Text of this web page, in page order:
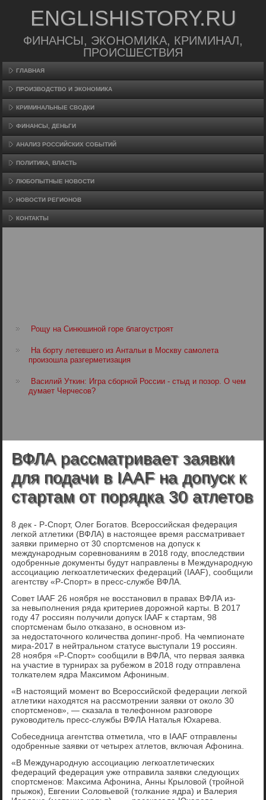
ENGLISHISTORY.RU
ФИНАНСЫ, ЭКОНОМИКА, КРИМИНАЛ,
ПРОИСШЕСТВИЯ
ГЛАВНАЯ
ПРОИЗВΟДСТВО И ЭКОНОМИКА
КРИМИНАЛЬНЫЕ СВОДКИ
ФИНАНСЫ, ДЕНЬГИ
АНАЛИЗ РОССИЙСКИХ СОБЫТИЙ
ПОЛИТИКА, ВЛАСТЬ
ЛЮБОПЫТНЫЕ НОВОСТИ
НОВОСТИ РЕГИОНОВ
КОНТАКТЫ
Рощу на Синюшиной горе благоустроят
На борту летевшего из Антальи в Москву самолета
произошла разгерметизация
Василий Уткин: Игра сборной России - стыд и позор. О чем
думает Черчесов?
ВФЛА рассматривает заявки
для подачи в IAAF на допуск к
стартам от порядка 30 атлетов
8 дек - Р-Спорт, Олег Богатов. Всероссийская федерация
легкой атлетики (ВФЛА) в настоящее время рассматривает
заявки примерно от 30 спортсменов на допуск к
международным соревнованиям в 2018 году, впоследствии
одобренные документы будут направлены в Международную
ассоциацию легкоатлетических федераций (IAAF), сообщили
агентству «Р-Спорт» в пресс-службе ВФЛА.
Совет IAAF 26 ноября не восстановил в правах ВФЛА из-
за невыполнения ряда критериев дорожной карты. В 2017
году 47 россиян получили допуск IAAF к стартам, 98
спортсменам было отказано, в основном из-
за недостаточного количества допинг-проб. На чемпионате
мира-2017 в нейтральном статусе выступали 19 россиян.
28 ноября «Р-Спорт» сообщили в ВФЛА, что первая заявка
на участие в турнирах за рубежом в 2018 году отправлена
толкателем ядра Максимом Афониным.
«В настоящий момент во Всероссийской федерации легкой
атлетики находятся на рассмотрении заявки от около 30
спортсменов», — сказала в телефонном разговоре
руководитель пресс-службы ВФЛА Наталья Юхарева.
Собеседница агентства отметила, что в IAAF отправлены
одобренные заявки от четырех атлетов, включая Афонина.
«В Международную ассоциацию легкоатлетических
федераций федерация уже отправила заявки следующих
спортсменов: Максима Афонина, Анны Крыловой (тройной
прыжок), Евгении Соловьевой (толкание ядра) и Валерия